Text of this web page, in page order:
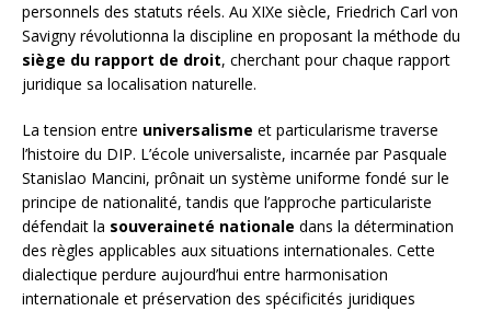
personnels des statuts réels. Au XIXe siècle, Friedrich Carl von
Savigny révolutionna la discipline en proposant la méthode du
siège du rapport de droit, cherchant pour chaque rapport
juridique sa localisation naturelle.
La tension entre universalisme et particularisme traverse
l’histoire du DIP. L’école universaliste, incarnée par Pasquale
Stanislao Mancini, prônait un système uniforme fondé sur le
principe de nationalité, tandis que l’approche particulariste
défendait la souveraineté nationale dans la détermination
des règles applicables aux situations internationales. Cette
dialectique perdure aujourd’hui entre harmonisation
internationale et préservation des spécificités juridiques